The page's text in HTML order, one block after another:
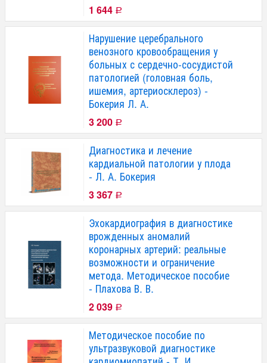
1 644 Р
Нарушение церебрального
венозного кровообращения у
больных с сердечно-сосудистой
патологией (головная боль,
ишемия, артериосклероз) -
Бокерия Л. А.
3 200 Р
Диагностика и лечение
кардиальной патологии у плода
- Л. А. Бокерия
3 367 Р
Эхокардиография в диагностике
врожденных аномалий
коронарных артерий: реальные
возможности и ограничение
метода. Методическое пособие
- Плахова В. В.
2 039 Р
Методическое пособие по
ультразвуковой диагностике